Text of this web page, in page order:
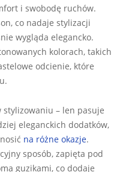
i swobodę ruchów.
co nadaje stylizacji
wygląda elegancko.
kolorach, takich
odcienie, które
stylizowaniu – len pasuje
eleganckich dodatków,
na różne okazje.
sposób, zapięta pod
guzikami, co dodaje